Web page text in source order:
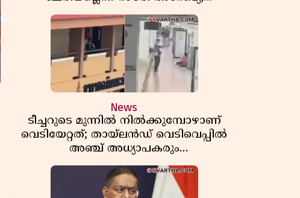
വിമർശനവുമായി ഇറാൻ
News
ടീച്ചറുടെ മുന്നിൽ നിൽക്കുമ്പോഴാണ്
വെടിയേറ്റത്; തായ്‌ലൻഡ് വെടിവെപ്പിൽ
അഞ്ച് അധ്യാപകരും
മുത്തശ്ശീമുത്തശ്ശന്മാരും കൊല്ലപ്പെട്ടു,
മരണസംഖ്യ 7; ഞെട്ടിക്കുന്ന
വെളിപ്പെടുത്തലുകൾ